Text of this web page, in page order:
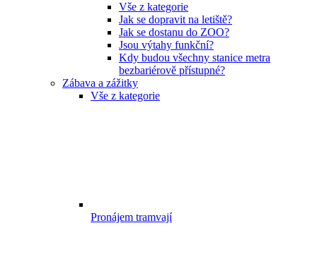
Vše z kategorie
Jak se dopravit na letiště?
Jak se dostanu do ZOO?
Jsou výtahy funkční?
Kdy budou všechny stanice metra
bezbariérově přístupné?
Zábava a zážitky
Vše z kategorie
Pronájem tramvají